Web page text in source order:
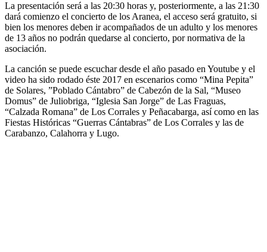
La presentación será a las 20:30 horas y, posteriormente, a las 21:30
dará comienzo el concierto de los Aranea, el acceso será gratuito, si
bien los menores deben ir acompañados de un adulto y los menores
de 13 años no podrán quedarse al concierto, por normativa de la
asociación.
La canción se puede escuchar desde el año pasado en Youtube y el
video ha sido rodado éste 2017 en escenarios como “Mina Pepita”
de Solares, ”Poblado Cántabro” de Cabezón de la Sal, “Museo
Domus” de Juliobriga, “Iglesia San Jorge” de Las Fraguas,
“Calzada Romana” de Los Corrales y Peñacabarga, así como en las
Fiestas Históricas “Guerras Cántabras” de Los Corrales y las de
Carabanzo, Calahorra y Lugo.